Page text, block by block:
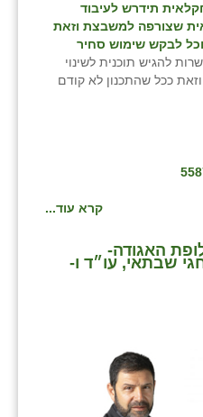
תידרש לעיבוד
שצורפה למשבצת וזאת
בטרם תוכל לבקש שימוש סחיר
להגיש תוכנית לשינוי
ככל שהתכנון לא קודם
קרא עוד...
האגודה-
הנהלה 5574 / חגי שבתאי, עו״ד ו-